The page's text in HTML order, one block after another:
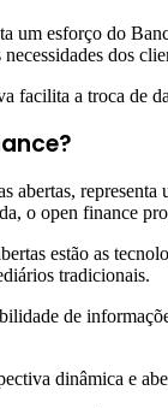
um esforço do
dos
facilita a troca de
abertas,
o open finance
estão as
tradicionais.
de
dinâmica e